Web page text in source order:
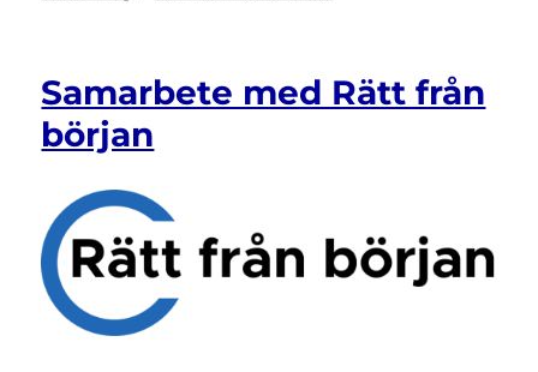
inkluderande
Samarbete med Rätt från
början